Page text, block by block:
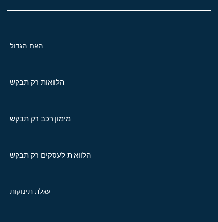
האח הגדול
הלוואות רק תבקש
מימון רכב רק תבקש
הלוואות לעסקים רק תבקש
עגלת תינוקות